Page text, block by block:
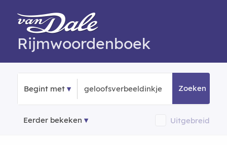
Rijmwoordenboek
Begint met Zoeken
Eerder bekeken Uitgebreid